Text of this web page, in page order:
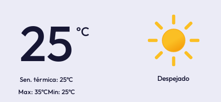
25
Sen. térmica: 25ºC
35ºC 25ºC
Despejado